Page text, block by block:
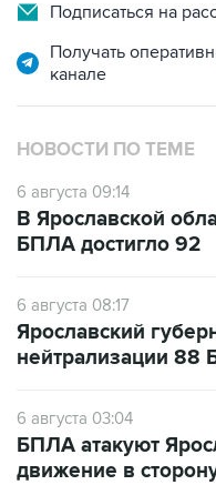
Подписаться на
Получать
канале
НОВОСТИ ПО ТЕМЕ
6 августа 09:14
В Ярославской
БПЛА достигло 92
6 августа 08:17
Ярославский
нейтрализации 88
6 августа 03:04
БПЛА атакуют
движение в